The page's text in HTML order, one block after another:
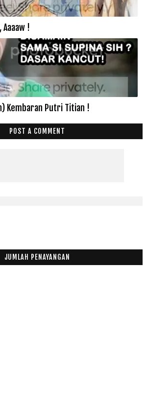
!
Kembaran Putri Titian !
POST A COMMENT
JUMLAH PENAYANGAN